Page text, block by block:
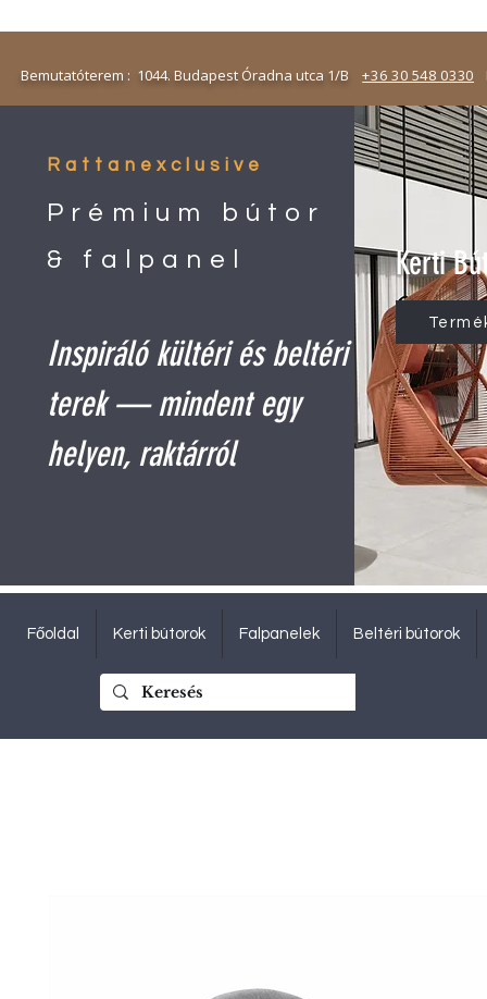
: 1044. Budapest Óradna utca 1/B+36 30 548 0330
Rattanexclusive
Prémium bútor
& falpanel
Inspiráló kültéri és beltéri
terek — mindent egy
helyen, raktárról
Kerti
Főoldal Kerti bútorok Falpanelek Beltéri bútorok